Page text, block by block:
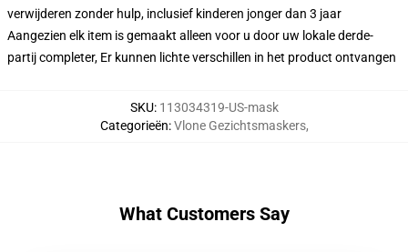
verwijderen zonder hulp, inclusief kinderen jonger dan 3 jaar
Aangezien elk item is gemaakt alleen voor u door uw lokale derde-
partij completer, Er kunnen lichte verschillen in het product ontvangen
SKU: 113034319-US-mask
Categorieën:Vlone Gezichtsmaskers,
What Customers Say